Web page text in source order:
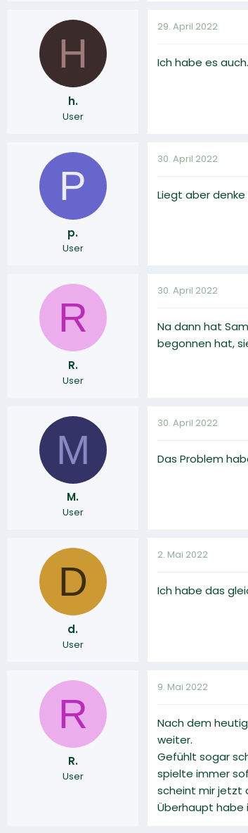
H
h.
User
29. April 2022
Ich habe es
P
p.
User
30. April 2022
Liegt aber
R
R.
User
30. April 2022
Na dann hat
begonnen hat,
M
M.
User
30. April 2022
Das Problem
D
d.
User
2. Mai 2022
Ich habe das
R
R.
User
9. Mai 2022
Nach dem
weiter.
Gefühlt sogar
spielte immer
scheint mir jetzt
Überhaupt habe